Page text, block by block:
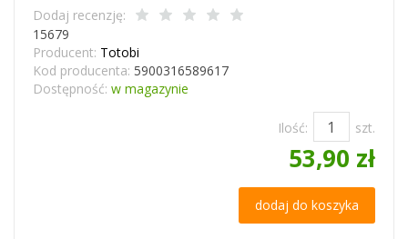
Dodaj recenzję:
15679
Producent: Totobi
Kod producenta: 5900316589617
Dostępność: w magazynie
Ilość: szt.
53,90 zł
dodaj do koszyka